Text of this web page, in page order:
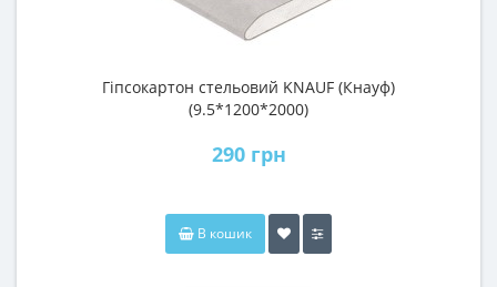
Гіпсокартон стельовий KNAUF (Кнауф)
(9.5*1200*2000)
290 грн
В кошик